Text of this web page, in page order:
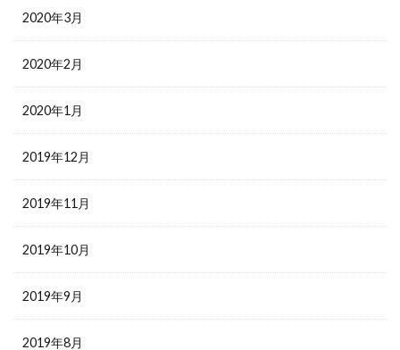
2020年3月
2020年2月
2020年1月
2019年12月
2019年11月
2019年10月
2019年9月
2019年8月